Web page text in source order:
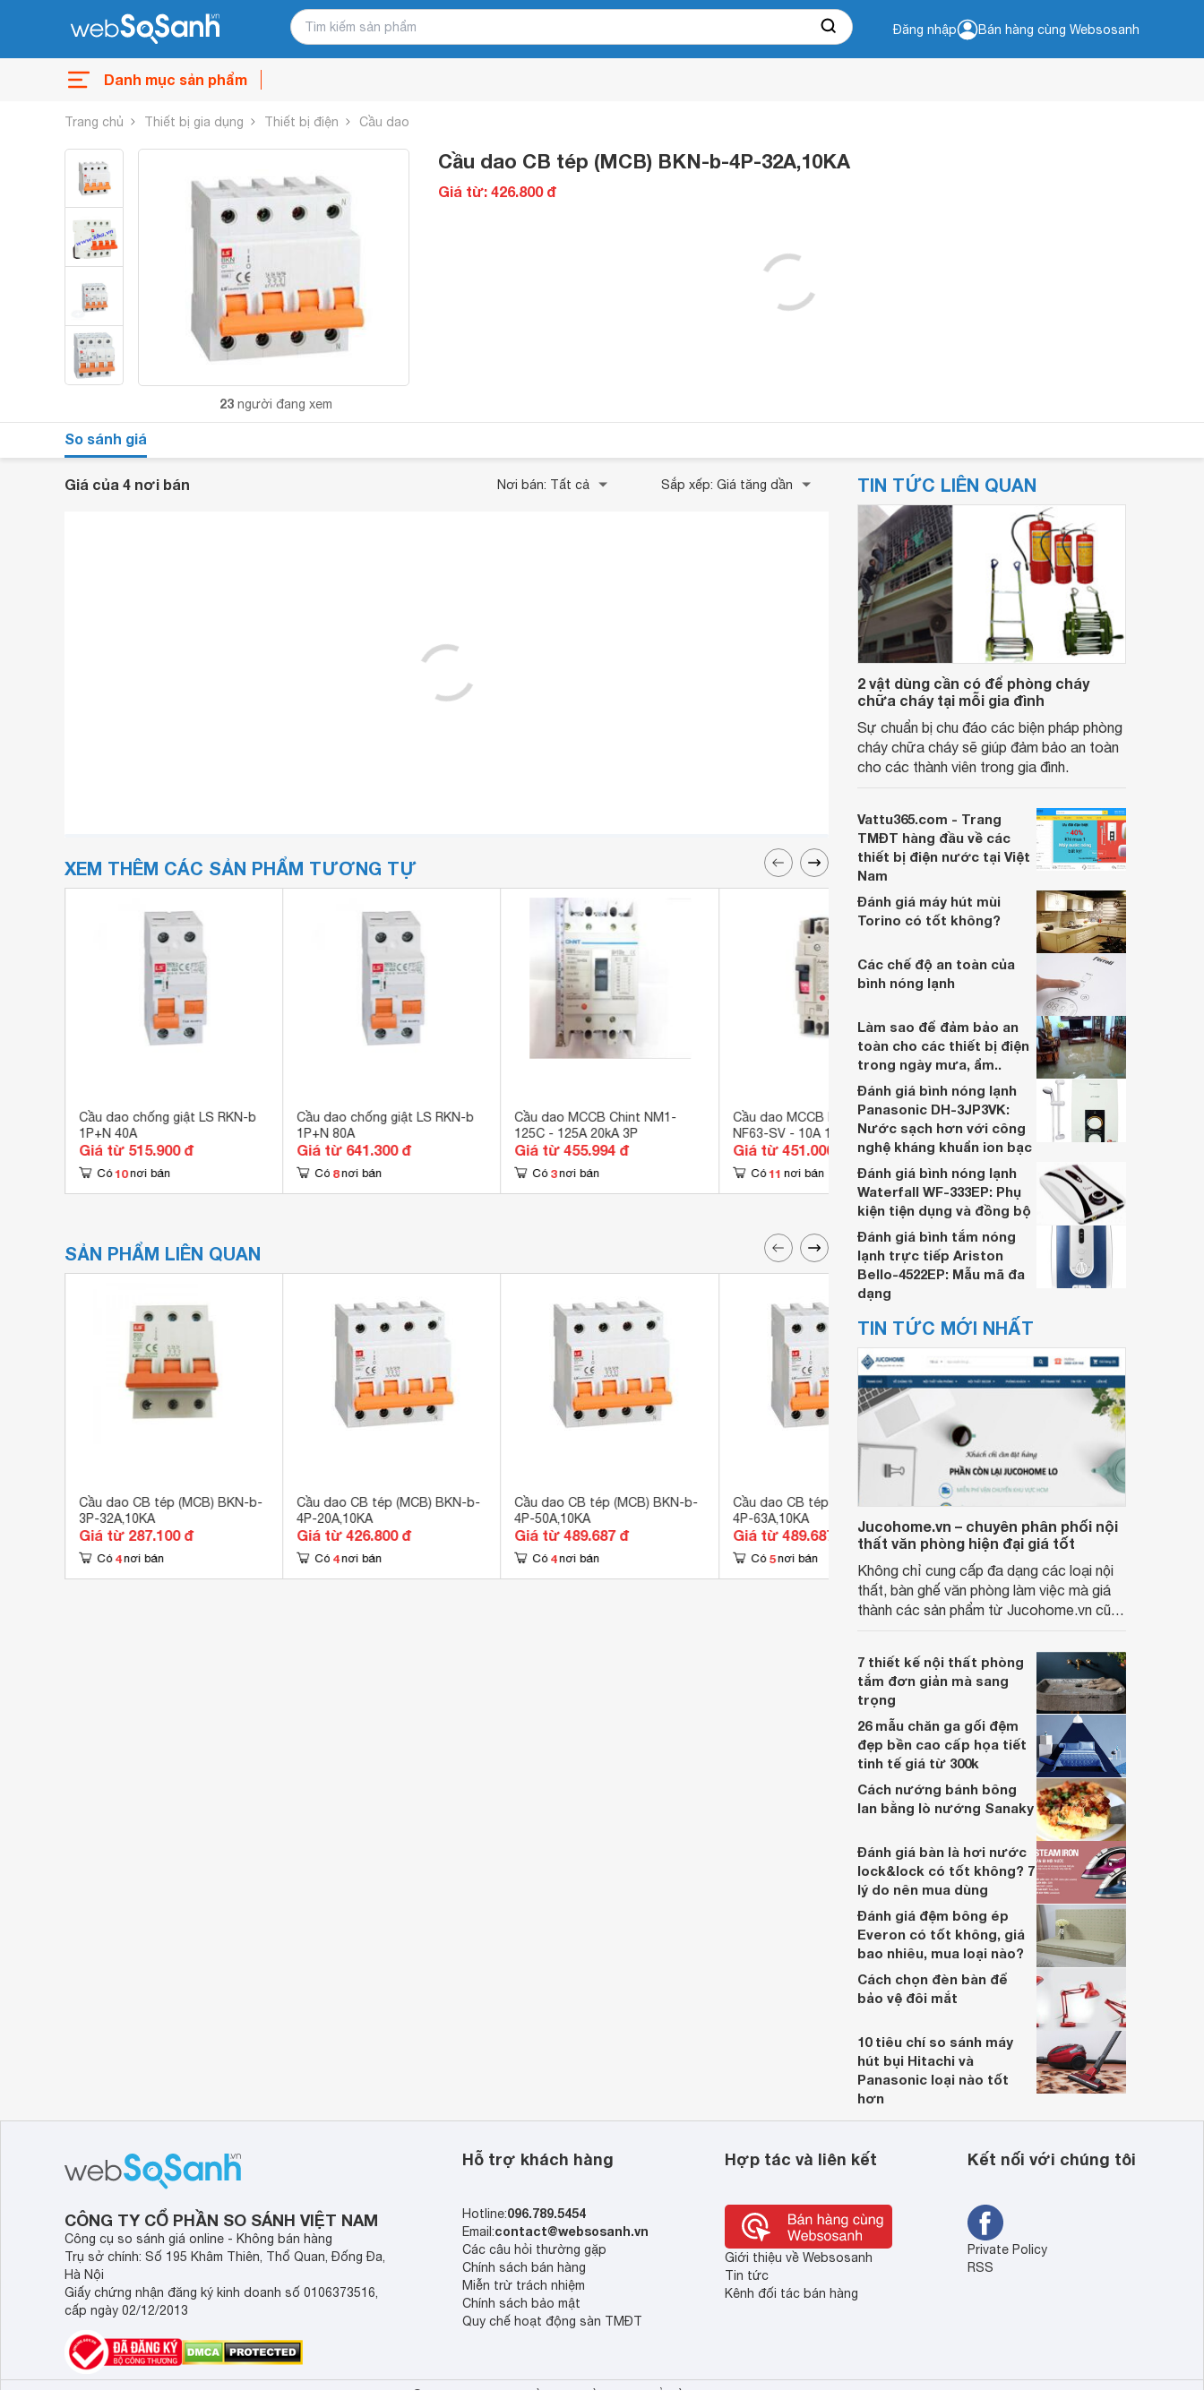
Đăng nhập Bán hàng cùng Websosanh
Danh mục sản phẩm
Trang chủ Thiết bị gia dụng Thiết bị điện Cầu dao
23 người đang xem
Cầu dao CB tép (MCB) BKN-b-4P-32A,10KA
Giá từ: 426.800 đ
So sánh giá
Giá của 4 nơi bán Nơi bán: Tất cả Sắp xếp: Giá tăng dần
XEM THÊM CÁC SẢN PHẨM TƯƠNG TỰ
Cầu dao chống giật LS RKN-b
1P+N 40A
Giá từ 515.900 đ
Có 10 nơi bán
Cầu dao chống giật LS RKN-b
1P+N 80A
Giá từ 641.300 đ
Có 8 nơi bán
Cầu dao MCCB Chint NM1-
125C - 125A 20kA 3P
Giá từ 455.994 đ
Có 3 nơi bán
Cầu dao MCCB Mitsubishi
NF63-SV - 10A 15kA 2P
Giá từ 451.000 đ
Có 11 nơi bán
Cầu dao ELCB Mitsubishi NF32-
SV - 20A 7.5kA 2P
Giá từ 404.800 đ
Có 9 nơi bán
SẢN PHẨM LIÊN QUAN
Cầu dao CB tép (MCB) BKN-b-
3P-32A,10KA
Giá từ 287.100 đ
Có 4 nơi bán
Cầu dao CB tép (MCB) BKN-b-
4P-20A,10KA
Giá từ 426.800 đ
Có 4 nơi bán
Cầu dao CB tép (MCB) BKN-b-
4P-50A,10KA
Giá từ 489.687 đ
Có 4 nơi bán
Cầu dao CB tép (MCB) BKN-b-
4P-63A,10KA
Giá từ 489.687 đ
Có 5 nơi bán
Cầu dao CB tép (MCB) BKN-b-
3P-50A,10KA
Giá từ 331.056 đ
TIN TỨC LIÊN QUAN
2 vật dùng cần có để phòng cháy
chữa cháy tại mỗi gia đình
Sự chuẩn bị chu đáo các biện pháp phòng
cháy chữa cháy sẽ giúp đảm bảo an toàn
cho các thành viên trong gia đình.
Vattu365.com - Trang
TMĐT hàng đầu về các
thiết bị điện nước tại Việt
Nam
Đánh giá máy hút mùi
Torino có tốt không?
Các chế độ an toàn của
bình nóng lạnh
Làm sao để đảm bảo an
toàn cho các thiết bị điện
trong ngày mưa, ẩm..
Đánh giá bình nóng lạnh
Panasonic DH-3JP3VK:
Nước sạch hơn với công
nghệ kháng khuẩn ion bạc
Đánh giá bình nóng lạnh
Waterfall WF-333EP: Phụ
kiện tiện dụng và đồng bộ
Đánh giá bình tắm nóng
lạnh trực tiếp Ariston
Bello-4522EP: Mẫu mã đa
dạng
TIN TỨC MỚI NHẤT
Jucohome.vn – chuyên phân phối nội
thất văn phòng hiện đại giá tốt
Không chỉ cung cấp đa dạng các loại nội
thất, bàn ghế văn phòng làm việc mà giá
thành các sản phẩm từ Jucohome.vn cũng
7 thiết kế nội thất phòng
tắm đơn giản mà sang
trọng
26 mẫu chăn ga gối đệm
đẹp bền cao cấp họa tiết
tinh tế giá từ 300k
Cách nướng bánh bông
lan bằng lò nướng Sanaky
Đánh giá bàn là hơi nước
lock&lock có tốt không? 7
lý do nên mua dùng
Đánh giá đệm bông ép
Everon có tốt không, giá
bao nhiêu, mua loại nào?
Cách chọn đèn bàn để
bảo vệ đôi mắt
10 tiêu chí so sánh máy
hút bụi Hitachi và
Panasonic loại nào tốt
hơn
CÔNG TY CỔ PHẦN SO SÁNH VIỆT NAM
Công cụ so sánh giá online - Không bán hàng
Trụ sở chính: Số 195 Khâm Thiên, Thổ Quan, Đống Đa,
Hà Nội
Giấy chứng nhận đăng ký kinh doanh số 0106373516,
cấp ngày 02/12/2013
Hỗ trợ khách hàng
Hotline:096.789.5454
Email:contact@websosanh.vn
Các câu hỏi thường gặp
Chính sách bán hàng
Miễn trừ trách nhiệm
Chính sách bảo mật
Quy chế hoạt động sàn TMĐT
Hợp tác và liên kết
Giới thiệu về Websosanh
Tin tức
Kênh đối tác bán hàng
Kết nối với chúng tôi
Private Policy
RSS
© 2013 - 2023 Bản quyền thuộc về Công ty cổ phần So Sánh Việt Nam